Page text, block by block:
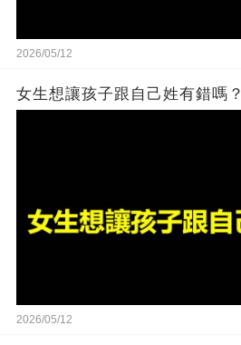
2026/05/12
女生想讓孩子跟自己姓有錯嗎？
2026/05/12